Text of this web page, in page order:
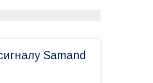
Samand